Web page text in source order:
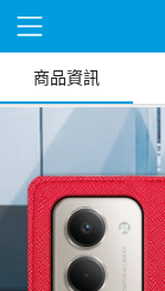
商品資訊